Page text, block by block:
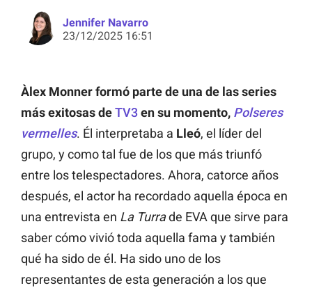
Jennifer Navarro
23/12/2025 16:51
Àlex Monner formó parte de una de las series
más exitosas deTV3en su momento, Polseres
vermelles. Él interpretaba a Lleó, el líder del
grupo, y como tal fue de los que más triunfó
entre los telespectadores. Ahora, catorce años
después, el actor ha recordado aquella época en
una entrevista en La Turrade EVA que sirve para
saber cómo vivió toda aquella fama y también
qué ha sido de él. Ha sido uno de los
representantes de esta generación a los que